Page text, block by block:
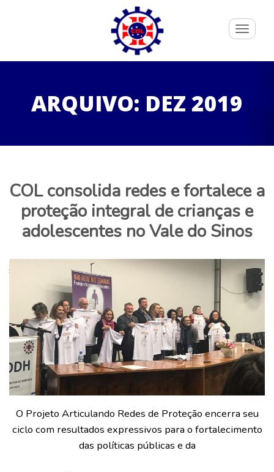
Toggle
ARQUIVO: DEZ 2019
COL consolida redes e fortalece a
proteção integral de crianças e
adolescentes no Vale do Sinos
O Projeto Articulando Redes de Proteção encerra seu
ciclo com resultados expressivos para o fortalecimento
das políticas públicas e da